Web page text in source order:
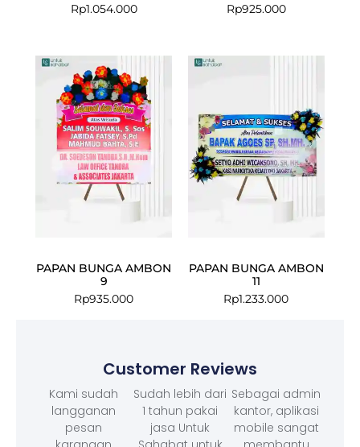
Rp1.054.000
Rp925.000
PAPAN BUNGA AMBON
9
Rp935.000
PAPAN BUNGA AMBON
11
Rp1.233.000
Customer Reviews
Kami sudah
langganan
pesan
Sudah lebih dari
1 tahun pakai
jasa Untuk
Sebagai admin
kantor, aplikasi
mobile sangat